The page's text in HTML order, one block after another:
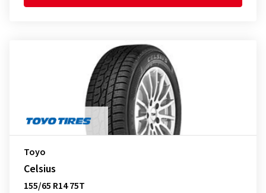
Toyo
Celsius
155/65 R14 75T